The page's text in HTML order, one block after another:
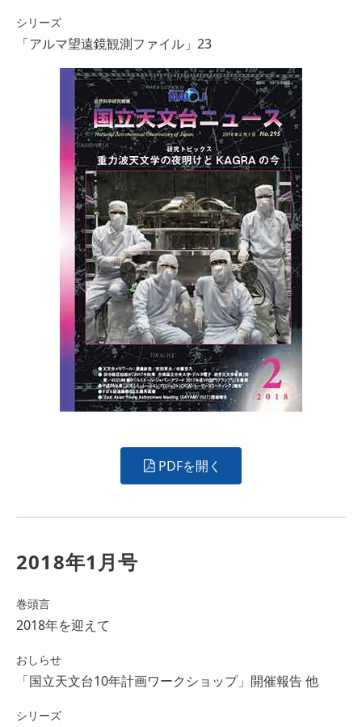
シリーズ
「アルマ望遠鏡観測ファイル」23
PDFを開く
2018年1月号
巻頭言
2018年を迎えて
おしらせ
「国立天文台10年計画ワークショップ」開催報告 他
シリーズ